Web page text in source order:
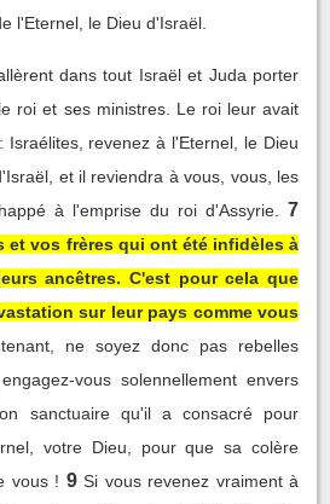
l'Eternel, le Dieu d'Israël.
dans tout Israël et Juda porter
roi et ses ministres. Le roi leur avait
revenez à l'Eternel, le Dieu
et il reviendra à vous, vous, les
à l'emprise du roi d'Assyrie.
7
et vos frères qui ont été infidèles à
ancêtres. C'est pour cela que
sur leur pays comme vous
ne soyez donc pas rebelles
vous solennellement envers
sanctuaire qu'il a consacré pour
votre Dieu, pour que sa colère
vous ! 9 Si vous revenez vraiment à